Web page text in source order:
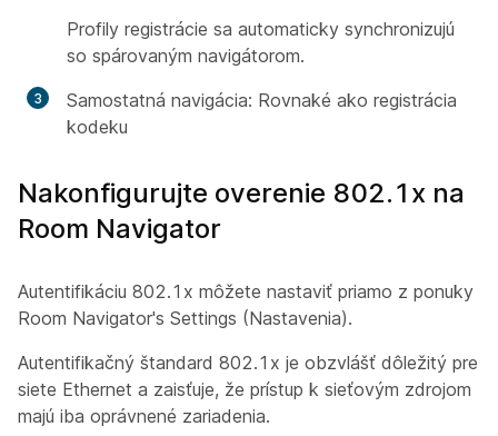
Profily registrácie sa automaticky synchronizujú
so spárovaným navigátorom.
Samostatná navigácia: Rovnaké ako registrácia
kodeku
Nakonfigurujte overenie 802.1x na
Room Navigator
Autentifikáciu 802.1x môžete nastaviť priamo z ponuky
Room Navigator's Settings (Nastavenia).
Autentifikačný štandard 802.1x je obzvlášť dôležitý pre
siete Ethernet a zaisťuje, že prístup k sieťovým zdrojom
majú iba oprávnené zariadenia.